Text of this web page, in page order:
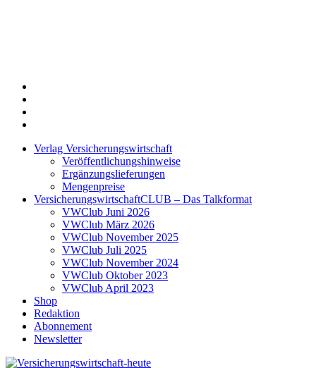
Verlag Versicherungswirtschaft
Veröffentlichungshinweise
Ergänzungslieferungen
Mengenpreise
VersicherungswirtschaftCLUB – Das Talkformat
VWClub Juni 2026
VWClub März 2026
VWClub November 2025
VWClub Juli 2025
VWClub November 2024
VWClub Oktober 2023
VWClub April 2023
Shop
Redaktion
Abonnement
Newsletter